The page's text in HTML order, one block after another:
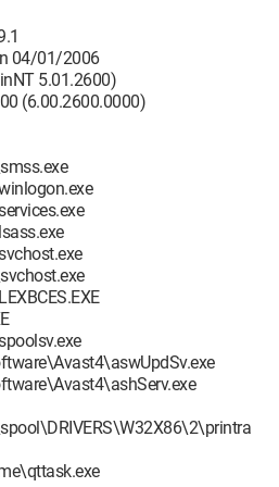
- Unknown owner -
- Unknown owner -
Dilla Ltd -
(LexBceS) - Lexmark
coup de main.
XP SP1
04/01/2006
5.01.2600)
(6.00.2600.0000)